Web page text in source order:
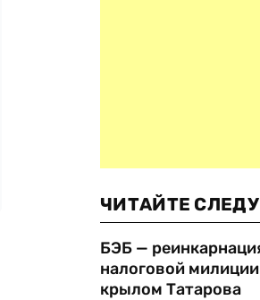
ЧИТАЙТЕ
БЭБ —
налоговой
крылом Татарова